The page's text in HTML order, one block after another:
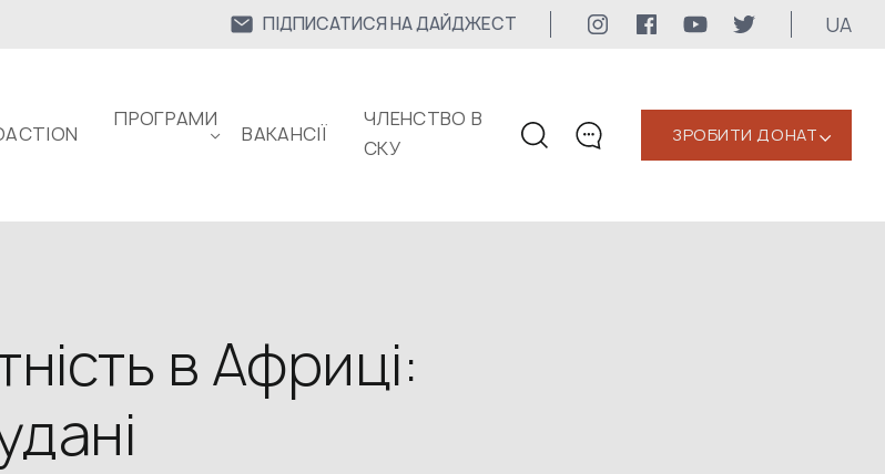
ПІДПИСАТИСЯ НА ДАЙДЖЕСТ UA
ПРОГРАМИ
ВАКАНСІЇ
ЧЛЕНСТВО В
СКУ
КОНТАКТИ
ЗРОБИТИ ДОНАТ‹
в Африці: